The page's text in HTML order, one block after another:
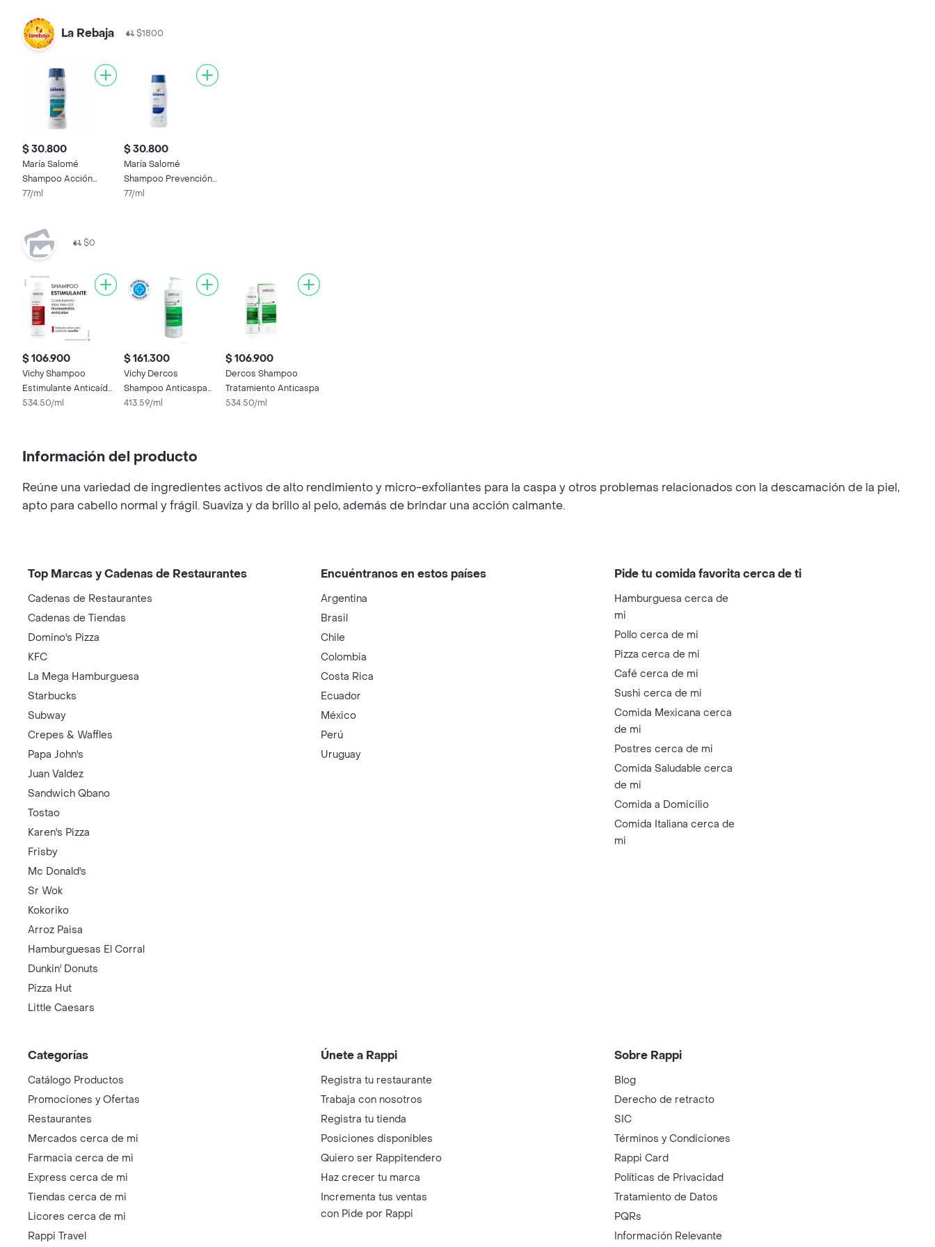
La Rebaja $1800
$ 30.800
María Salomé
Shampoo Acción
Diaria Anticaspa
77/ml
$ 30.800
María Salomé
Shampoo Prevención
Caída
77/ml
$0
$ 106.900
Vichy Shampoo
Estimulante Anticaída
Energising
534.50/ml
$ 161.300
Vichy Dercos
Shampoo Anticaspa
Cabello Graso
413.59/ml
$ 106.900
Dercos Shampoo
Tratamiento Anticaspa
534.50/ml
Información del producto
Reúne una variedad de ingredientes activos de alto rendimiento y micro-exfoliantes para la caspa y otros problemas relacionados con la descamación de la piel,
apto para cabello normal y frágil. Suaviza y da brillo al pelo, además de brindar una acción calmante.
Top Marcas y Cadenas de Restaurantes
Cadenas de Restaurantes
Cadenas de Tiendas
Domino's Pizza
KFC
La Mega Hamburguesa
Starbucks
Subway
Crepes & Waffles
Papa John's
Juan Valdez
Sandwich Qbano
Tostao
Karen's Pizza
Frisby
Mc Donald's
Sr Wok
Kokoriko
Arroz Paisa
Hamburguesas El Corral
Dunkin' Donuts
Pizza Hut
Little Caesars
Encuéntranos en estos países
Argentina
Brasil
Chile
Colombia
Costa Rica
Ecuador
México
Perú
Uruguay
Pide tu comida favorita cerca de ti
Hamburguesa cerca de
mi
Pollo cerca de mi
Pizza cerca de mi
Café cerca de mi
Sushi cerca de mi
Comida Mexicana cerca
de mi
Postres cerca de mi
Comida Saludable cerca
de mi
Comida a Domicilio
Comida Italiana cerca de
mi
Categorías
Catálogo Productos
Promociones y Ofertas
Restaurantes
Mercados cerca de mi
Farmacia cerca de mi
Express cerca de mi
Tiendas cerca de mi
Licores cerca de mi
Rappi Travel
Únete a Rappi
Registra tu restaurante
Trabaja con nosotros
Registra tu tienda
Posiciones disponibles
Quiero ser Rappitendero
Haz crecer tu marca
Incrementa tus ventas
con Pide por Rappi
Sobre Rappi
Blog
Derecho de retracto
SIC
Términos y Condiciones
Rappi Card
Políticas de Privacidad
Tratamiento de Datos
PQRs
Información Relevante